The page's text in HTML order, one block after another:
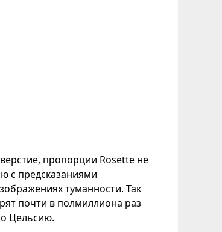
пропорции Rosette не
с предсказаниями
туманности. Так
почти в полмиллиона раз
Цельсию.